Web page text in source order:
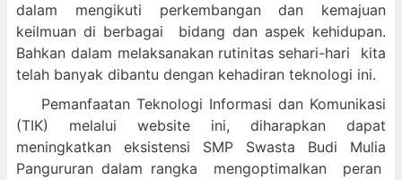
dalam mengikuti perkembangan dan kemajuan
keilmuan di berbagai bidang dan aspek kehidupan.
Bahkan dalam melaksanakan rutinitas sehari-hari kita
telah banyak dibantu dengan kehadiran teknologi ini.
Pemanfaatan Teknologi Informasi dan Komunikasi
(TIK) melalui website ini, diharapkan dapat
meningkatkan eksistensi SMP Swasta Budi Mulia
Pangururan dalam rangka mengoptimalkan peran